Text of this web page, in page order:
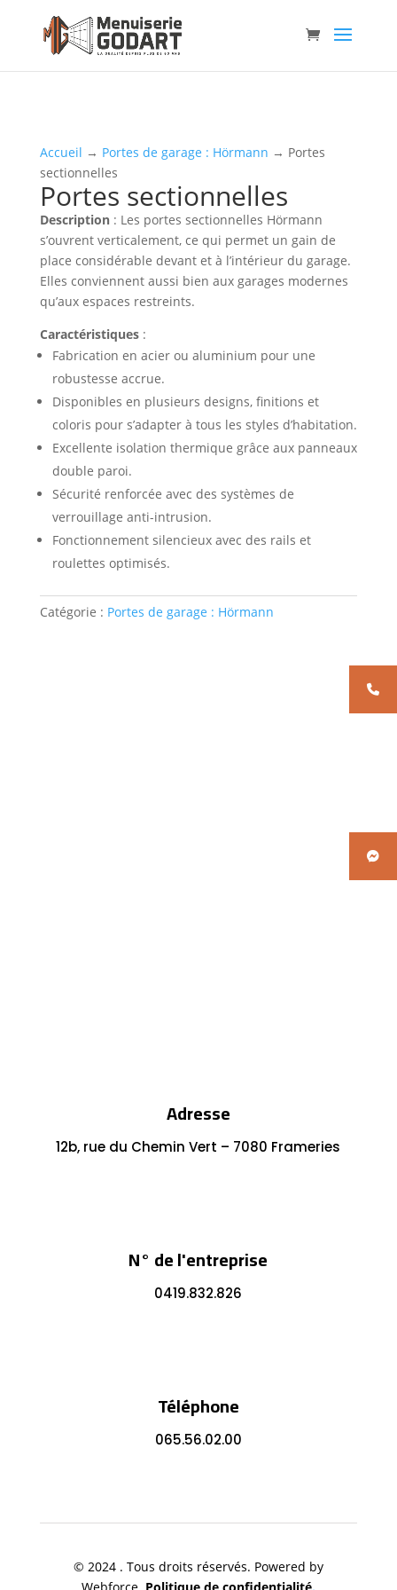
Accueil → Portes de garage : Hörmann → Portes
sectionnelles
Portes sectionnelles
Description: Les portes sectionnelles Hörmann
s’ouvrent verticalement, ce qui permet un gain de
place considérable devant et à l’intérieur du garage.
Elles conviennent aussi bien aux garages modernes
qu’aux espaces restreints.
Caractéristiques:
Fabrication en acier ou aluminium pour une
robustesse accrue.
Disponibles en plusieurs designs, finitions et
coloris pour s’adapter à tous les styles d’habitation.
Excellente isolation thermique grâce aux panneaux
double paroi.
Sécurité renforcée avec des systèmes de
verrouillage anti-intrusion.
Fonctionnement silencieux avec des rails et
roulettes optimisés.
Catégorie : Portes de garage : Hörmann
Adresse
12b, rue du Chemin Vert – 7080 Frameries
N° de l'entreprise
0419.832.826
Téléphone
065.56.02.00
© 2024 . Tous droits réservés. Powered by
Webforce. Politique de confidentialité.